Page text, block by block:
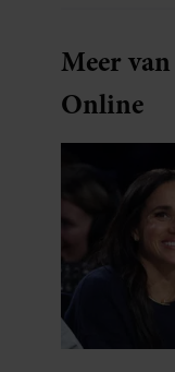
Meer
Online